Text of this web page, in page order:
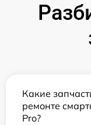
Какие
ремонте
Pro?